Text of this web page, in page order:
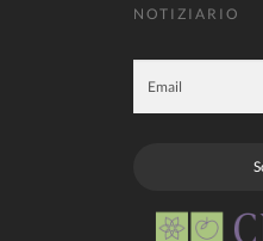
NOTIZIARIO